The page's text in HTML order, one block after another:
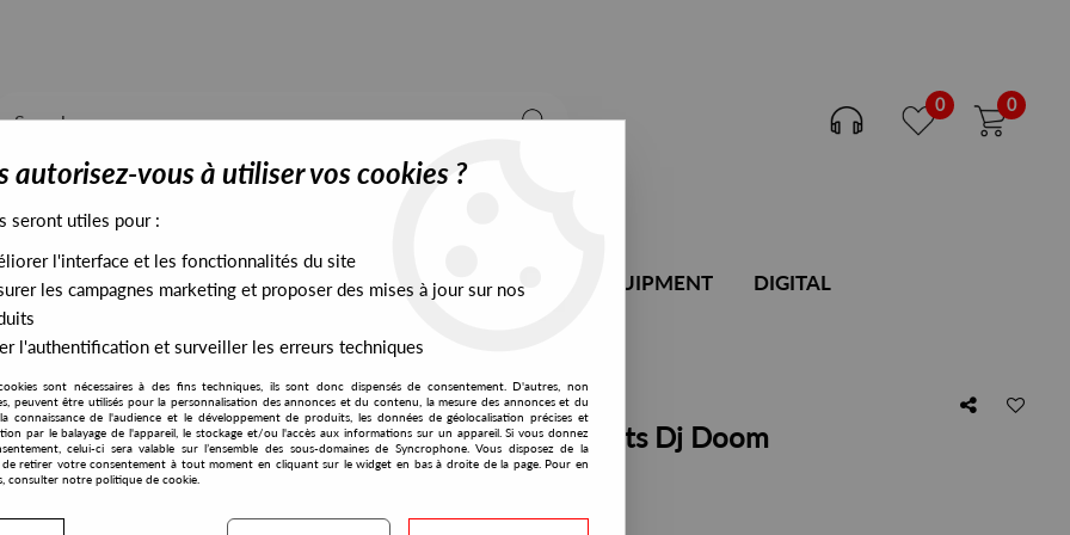
0 0
STOCK EXCLUSIVES PRESALES EXCLUSIVES DJ EQUIPMENT DIGITAL
Dj Doom - War 2101
Warning
LUZ1E & DJ Swagger presents Dj Doom
War 2101
12,00 €incl. taxes
autorisez-vous à utiliser vos cookies ?
seront utiles pour :
l'interface et les fonctionnalités du site
les campagnes marketing et proposer des mises à jour sur nos
l'authentification et surveiller les erreurs techniques
sont nécessaires à des fins techniques, ils sont donc dispensés de consentement. D'autres, non
peuvent être utilisés pour la personnalisation des annonces et du contenu, la mesure des annonces et du
connaissance de l'audience et le développement de produits, les données de géolocalisation précises et
par le balayage de l'appareil, le stockage et/ou l'accès aux informations sur un appareil. Si vous donnez
celui-ci sera valable sur l’ensemble des sous-domaines de Syncrophone. Vous disposez de la
de retirer votre consentement à tout moment en cliquant sur le widget en bas à droite de la page. Pour en
consulter notre politique de cookie.